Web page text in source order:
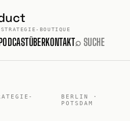
BOUTIQUE
ÜBERKONTAKT⌕ SUCHE
BERLIN ·
POTSDAM